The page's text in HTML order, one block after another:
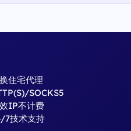
住宅代理
SOCKS5
IP不计费
7技术支持